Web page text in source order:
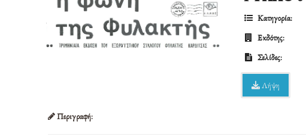
Κατηγορία:
Εκδότης:
Σελίδες:
Λήψη
Περιγραφή: